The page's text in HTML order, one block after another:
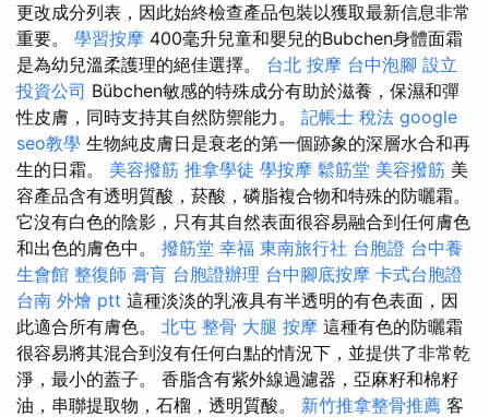
更改成分列表，因此始終檢查產品包裝以獲取最新信息非常
重要。 學習按摩 400毫升兒童和嬰兒的Bubchen身體面霜
是為幼兒溫柔護理的絕佳選擇。 台北 按摩 台中泡腳 設立
投資公司 Bübchen敏感的特殊成分有助於滋養，保濕和彈
性皮膚，同時支持其自然防禦能力。 記帳士 稅法 google
seo教學 生物純皮膚日是衰老的第一個跡象的深層水合和再
生的日霜。 美容撥筋 推拿學徒 學按摩 鬆筋堂 美容撥筋 美
容產品含有透明質酸，菸酸，磷脂複合物和特殊的防曬霜。
它沒有白色的陰影，只有其自然表面很容易融合到任何膚色
和出色的膚色中。 撥筋堂 幸福 東南旅行社 台胞證 台中養
生會館 整復師 膏肓 台胞證辦理 台中腳底按摩 卡式台胞證
台南 外燴 ptt 這種淡淡的乳液具有半透明的有色表面，因
此適合所有膚色。 北屯 整骨 大腿 按摩 這種有色的防曬霜
很容易將其混合到沒有任何白點的情況下，並提供了非常乾
淨，最小的蓋子。 香脂含有紫外線過濾器，亞麻籽和棉籽
油，串聯提取物，石榴，透明質酸。 新竹推拿整骨推薦 客